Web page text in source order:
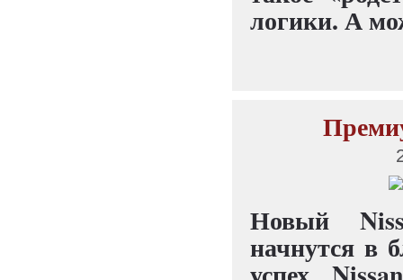
логики. А
Новый
начнутся в